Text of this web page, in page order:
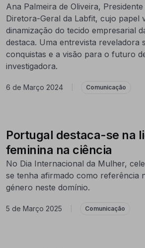
Ana Palmeira de Oliveira, Presidente
Diretora-Geral da Labfit, cujo papel
dinamização do tecido empresarial
destaca. Uma entrevista reveladora
conquistas e a visão para o futuro
investigadora.
6 de Março 2024 Comunicação
Portugal destaca-se na
feminina na ciência
No Dia Internacional da Mulher,
se tenha afirmado como referência
género neste domínio.
5 de Março 2025 Comunicação